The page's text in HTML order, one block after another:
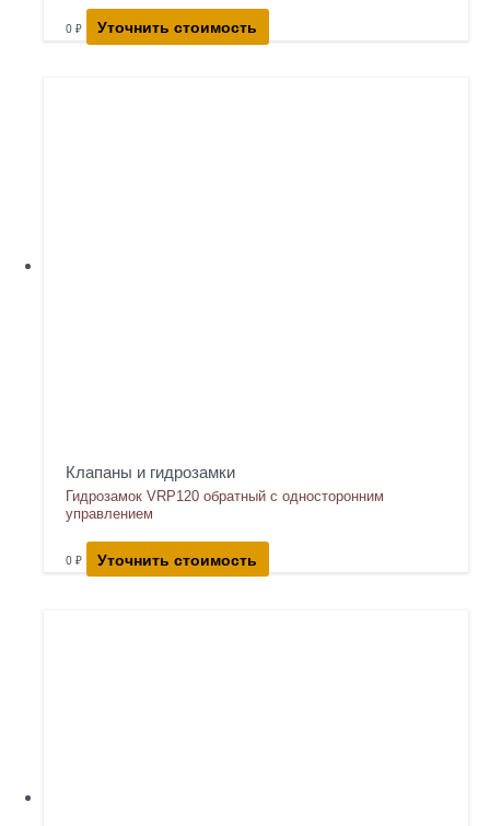
0 ₽ Уточнить стоимость
Клапаны и гидрозамки
Гидрозамок VRP120 обратный с односторонним
управлением
0 ₽ Уточнить стоимость